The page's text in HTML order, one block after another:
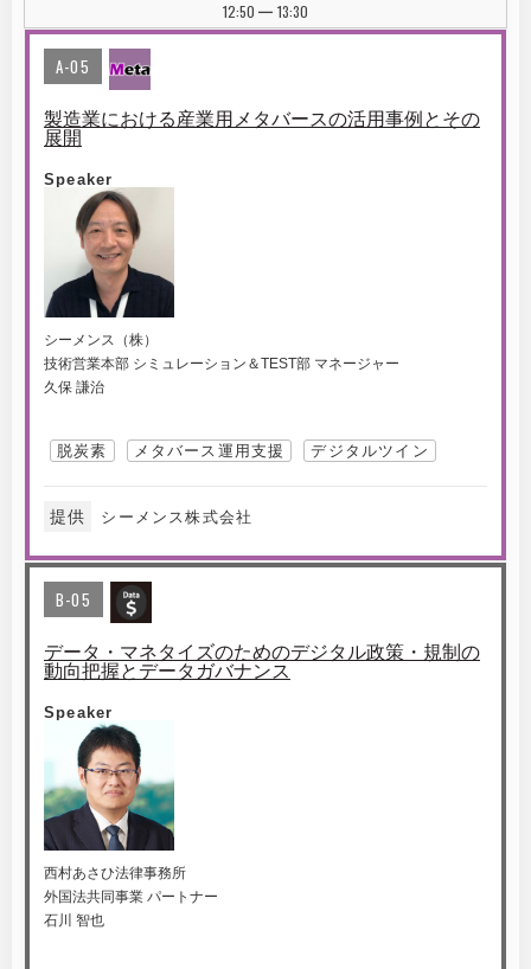
12:50 | 13:30
A-05
製造業における産業用メタバースの活用事例とその
展開
Speaker
シーメンス（株）
技術営業本部 シミュレーション＆TEST部 マネージャー
久保 謙治
脱炭素 メタバース運用支援 デジタルツイン
提供 シーメンス株式会社
B-05
データ・マネタイズのためのデジタル政策・規制の
動向把握とデータガバナンス
Speaker
西村あさひ法律事務所
外国法共同事業 パートナー
石川 智也